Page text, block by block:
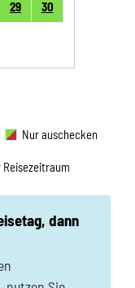
29 30
Nur auschecken
Reisezeitraum
dann